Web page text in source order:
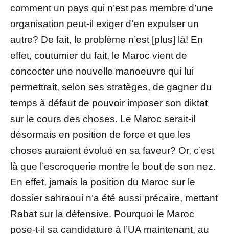
comment un pays qui n’est pas membre d’une
organisation peut-il exiger d’en expulser un
autre? De fait, le problème n’est [plus] là! En
effet, coutumier du fait, le Maroc vient de
concocter une nouvelle manoeuvre qui lui
permettrait, selon ses stratèges, de gagner du
temps à défaut de pouvoir imposer son diktat
sur le cours des choses. Le Maroc serait-il
désormais en position de force et que les
choses auraient évolué en sa faveur? Or, c’est
là que l’escroquerie montre le bout de son nez.
En effet, jamais la position du Maroc sur le
dossier sahraoui n’a été aussi précaire, mettant
Rabat sur la défensive. Pourquoi le Maroc
pose-t-il sa candidature à l’UA maintenant, au